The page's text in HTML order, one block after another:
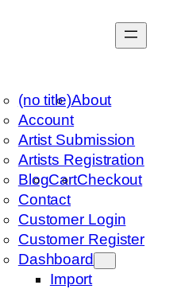
(no title)About
Account
Artist Submission
Artists Registration
BlogCartCheckout
Contact
Customer Login
Customer Register
Dashboard
Import